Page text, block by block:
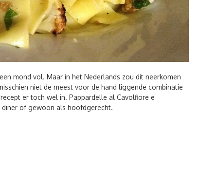
mond vol. Maar in het Nederlands zou dit neerkomen
niet de meest voor de hand liggende combinatie
recept er toch wel in. Pappardelle al Cavolfiore e
of gewoon als hoofdgerecht.